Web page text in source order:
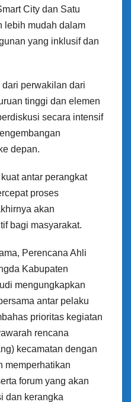
City dan Satu
lebih mudah dalam
yang inklusif dan
dari perwakilan dari
tinggi dan elemen
secara intensif
depan.
antar perangkat
proses
akan
bagi masyarakat.
Perencana Ahli
Kabupaten
mengungkapkan
antar pelaku
prioritas kegiatan
rencana
kecamatan dengan
memperhatikan
forum yang akan
dan kerangka